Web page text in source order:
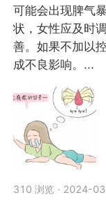
可能会出现脾气
状，女性应及时
善。如果不加以
成不良影响。...
310 浏览 · 2024-